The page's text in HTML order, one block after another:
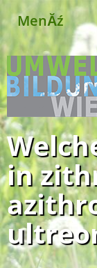
MenĂź
in